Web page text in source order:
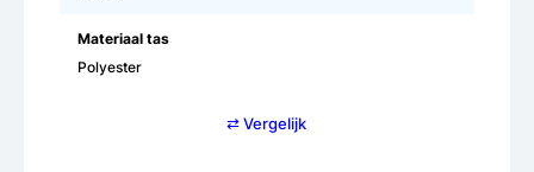
Materiaal tas
Polyester
⇄ Vergelijk